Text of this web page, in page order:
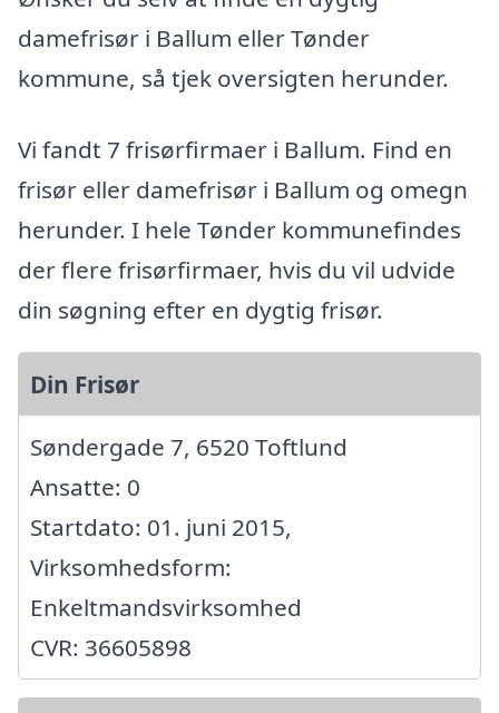
damefrisør i Ballum eller Tønder
kommune, så tjek oversigten herunder.
Vi fandt 7 frisørfirmaer i Ballum. Find en
frisør eller damefrisør i Ballum og omegn
herunder. I hele Tønder kommunefindes
der flere frisørfirmaer, hvis du vil udvide
din søgning efter en dygtig frisør.
Din Frisør
Søndergade 7, 6520 Toftlund
Ansatte: 0
Startdato: 01. juni 2015,
Virksomhedsform:
Enkeltmandsvirksomhed
CVR: 36605898